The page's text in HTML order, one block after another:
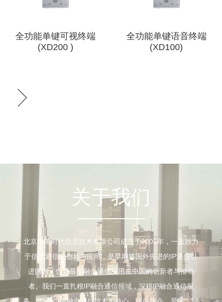
全功能单键可视终端
(XD200 )
全功能单键语音终端
(XD100)
关于我们
北京讯美时代信息技术有限公司成立于2005年，一直致力
于信息通信的创新与应用，是早期将国外先进的IP通信引
进国内，也是最初融合通信应用在中国的创新者与推动
者。我们一直扎根IP融合通信领域，深耕IP融合通信服